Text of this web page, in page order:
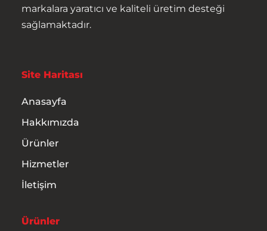
markalara yaratıcı ve kaliteli üretim desteği
sağlamaktadır.
Site Haritası
Anasayfa
Hakkımızda
Ürünler
Hizmetler
İletişim
Ürünler
Anasayfa